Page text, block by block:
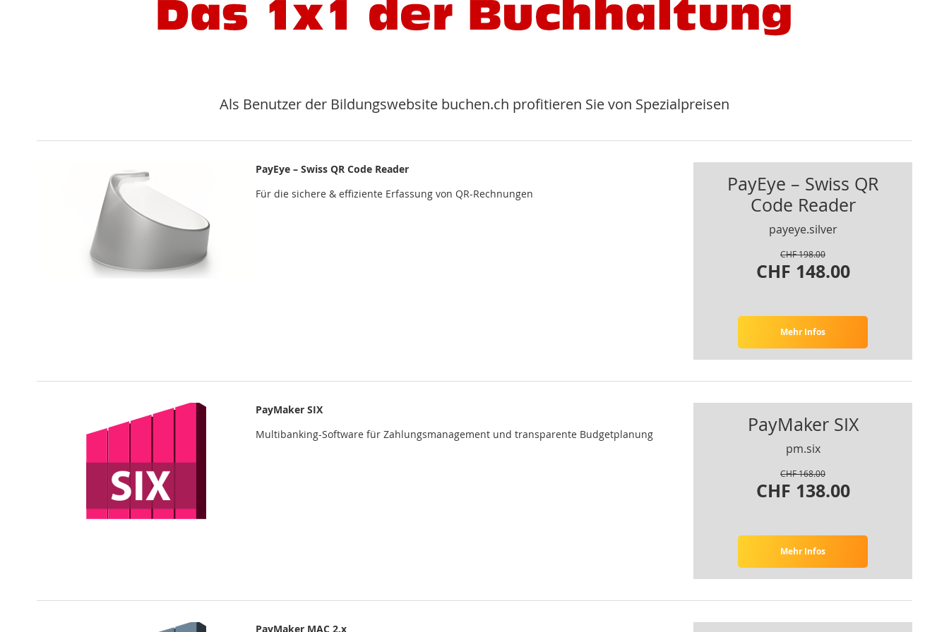
Als Benutzer der Bildungswebsite buchen.ch profitieren Sie von Spezialpreisen
PayEye – Swiss QR Code Reader
Für die sichere & effiziente Erfassung von QR-Rechnungen
PayEye – Swiss QR
Code Reader
payeye.silver
CHF 198.00
CHF 148.00
Mehr Infos
PayMaker SIX
Multibanking-Software für Zahlungsmanagement und transparente Budgetplanung
PayMaker SIX
pm.six
CHF 168.00
CHF 138.00
Mehr Infos
PayMaker MAC 2.x